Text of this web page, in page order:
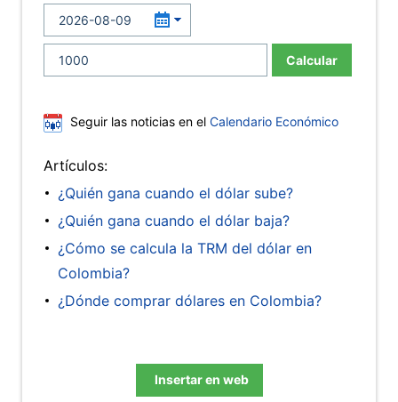
Calcular
Seguir las noticias en el Calendario Económico
Artículos:
¿Quién gana cuando el dólar sube?
¿Quién gana cuando el dólar baja?
¿Cómo se calcula la TRM del dólar en
Colombia?
¿Dónde comprar dólares en Colombia?
Insertar en web